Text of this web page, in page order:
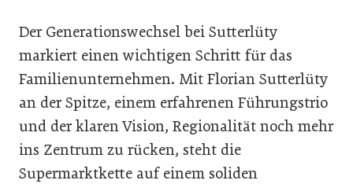
Der Generationswechsel bei Sutterlüty
markiert einen wichtigen Schritt für das
Familienunternehmen. Mit Florian Sutterlüty
an der Spitze, einem erfahrenen Führungstrio
und der klaren Vision, Regionalität noch mehr
ins Zentrum zu rücken, steht die
Supermarktkette auf einem soliden